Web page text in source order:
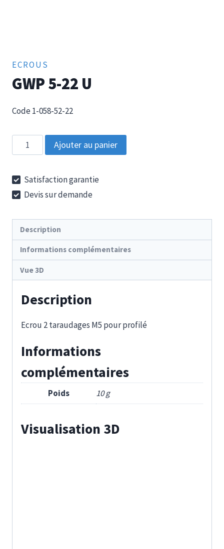
ECROUS
GWP 5-22 U
Code 1-058-52-22
quantité
de
5-
22
Ajouter au panier
Satisfaction garantie
Devis sur demande
Description
Informations complémentaires
Vue 3D
Description
Ecrou 2 taraudages M5 pour profilé
Informations
complémentaires
Poids 10 g
Visualisation 3D